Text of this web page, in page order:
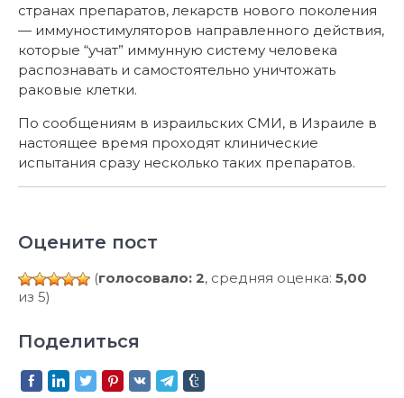
странах препаратов, лекарств нового поколения
— иммуностимуляторов направленного действия,
которые “учат” иммунную систему человека
распознавать и самостоятельно уничтожать
раковые клетки.
По сообщениям в израильских СМИ, в Израиле в
настоящее время проходят клинические
испытания сразу несколько таких препаратов.
Оцените пост
(голосовало: 2, средняя оценка: 5,00
из 5)
Поделиться